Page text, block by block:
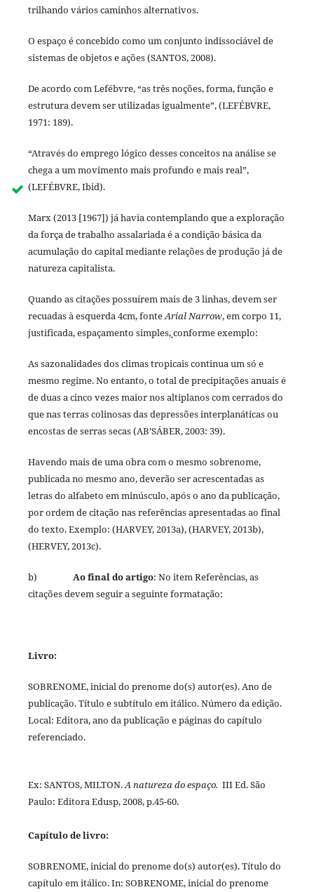
trilhando vários caminhos alternativos.
O espaço é concebido como um conjunto indissociável de
sistemas de objetos e ações (SANTOS, 2008).
De acordo com Lefébvre, “as três noções, forma, função e
estrutura devem ser utilizadas igualmente”, (LEFÉBVRE,
1971: 189).
“Através do emprego lógico desses conceitos na análise se
chega a um movimento mais profundo e mais real”,
(LEFÉBVRE, Ibid).
Marx (2013 [1967]) já havia contemplando que a exploração
da força de trabalho assalariada é a condição básica da
acumulação do capital mediante relações de produção já de
natureza capitalista.
Quando as citações possuírem mais de 3 linhas, devem ser
recuadas à esquerda 4cm, fonteArial Narrow, em corpo 11,
justificada, espaçamento simples,conforme exemplo:
As sazonalidades dos climas tropicais continua um só e
mesmo regime. No entanto, o total de precipitações anuais é
de duas a cinco vezes maior nos altiplanos com cerrados do
que nas terras colinosas das depressões interplanáticas ou
encostas de serras secas (AB’SÁBER, 2003: 39).
Havendo mais de uma obra com o mesmo sobrenome,
publicada no mesmo ano, deverão ser acrescentadas as
letras do alfabeto em minúsculo, após o ano da publicação,
por ordem de citação nas referências apresentadas ao final
do texto. Exemplo: (HARVEY, 2013a), (HARVEY, 2013b),
(HERVEY, 2013c).
b) Ao final do artigo: No item Referências, as
citações devem seguir a seguinte formatação:
Livro:
SOBRENOME, inicial do prenome do(s) autor(es). Ano de
publicação. Título e subtítulo em itálico. Número da edição.
Local: Editora, ano da publicação e páginas do capítulo
referenciado.
Ex: SANTOS, MILTON.A natureza do espaço. III Ed. São
Paulo: Editora Edusp, 2008, p.45-60.
Capítulo de livro:
SOBRENOME, inicial do prenome do(s) autor(es). Título do
capítulo em itálico. In: SOBRENOME, inicial do prenome